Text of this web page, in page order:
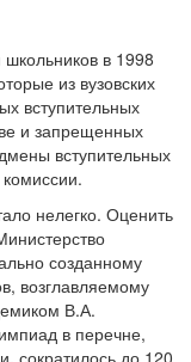
в 1998
из вузовских
вступительных
и запрещенных
вступительных
нелегко. Оценить
созданному
возглавляемому
В.А.
в перечне,
сократилось до 120